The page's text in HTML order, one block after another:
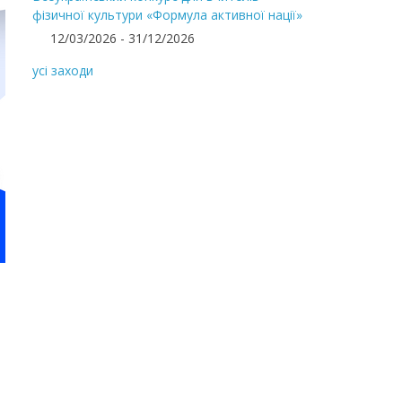
фізичної культури «Формула активної нації»
12/03/2026 - 31/12/2026
усі заходи